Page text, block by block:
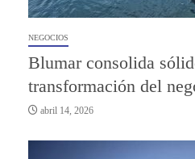
NEGOCIOS
Blumar consolida
transformación del
abril 14, 2026